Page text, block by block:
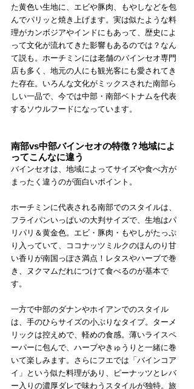
た黄色い生地に、エビや豚肉、もやしなどを包
んでパリッと焼き上げます。実は似たような料
理がカンボジアやインドにもあって、歴史によ
って文化が流れてきた影響もあるのでは？なん
て説も。ホーチミンには老舗のバインセオ専門
店も多く、地元の人にも観光客にも愛されてき
た存在。いろんな文化がミックスされた南部ら
しい一品で、今では中部・南部ベトナムを代表
するソウルフードになっています。
南部vs中部バインセオの特徴？地域によ
ってこんなに違う
バインセオは、地域によってサイズや食べ方が
まったく違うのが面白いポイント。
ホーチミンに代表される南部でのスタイルは、
フライパンいっぱいの大判サイズで、生地はパ
リパリ＆黄金色。エビ・豚肉・もやしがたっぷ
り入っていて、ココナッツミルクのほんのり甘
い香りが南国っぽさ満点！レタスやハーブで巻
き、ヌクマムだれにつけて食べるのが基本で
す。
一方で中部のダナンやホイアンでのスタイル
は、手のひらサイズの小ぶりなタイプ。ターメ
リックは控えめで、軽めの食感。薄いライスペ
ーパーに包んで、ハーブやきゅうりと一緒に巻
いて楽しみます。さらにフエでは「バインコア
イ」という似た料理があり、ピーナッツとレバ
ー入りの濃厚ダレで味わうスタイルが独特。旅